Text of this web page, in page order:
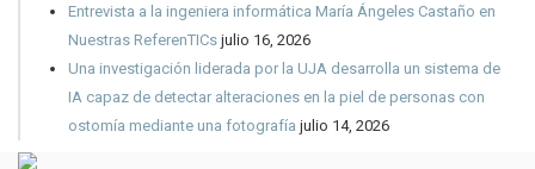
Entrevista a la ingeniera informática María Ángeles Castaño en
Nuestras ReferenTICs julio 16, 2026
Una investigación liderada por la UJA desarrolla un sistema de
IA capaz de detectar alteraciones en la piel de personas con
ostomía mediante una fotografía julio 14, 2026